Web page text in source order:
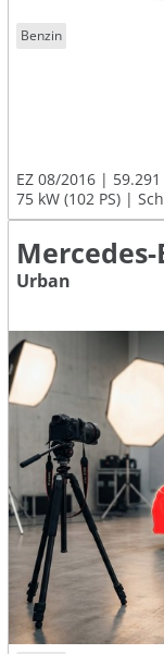
Benzin
EZ 08/2016
75 kW (102 PS)
Mercedes-
Urban